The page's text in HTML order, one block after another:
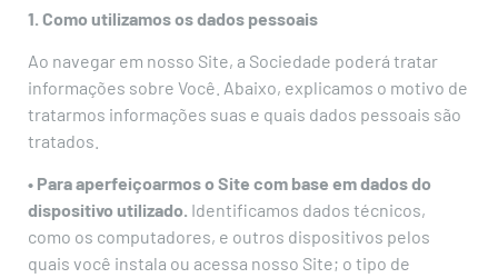
1. Como utilizamos os dados pessoais
Ao navegar em nosso Site, a Sociedade poderá tratar
informações sobre Você. Abaixo, explicamos o motivo de
tratarmos informações suas e quais dados pessoais são
tratados.
• Para aperfeiçoarmos o Site com base em dados do
dispositivo utilizado. Identificamos dados técnicos,
como os computadores, e outros dispositivos pelos
quais você instala ou acessa nosso Site; o tipo de